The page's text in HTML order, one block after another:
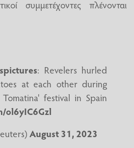
συμμετέχοντες πλένονται
: Revelers hurled
at each other during
festival in Spain
ol6yIC6Gzl
August 31, 2023